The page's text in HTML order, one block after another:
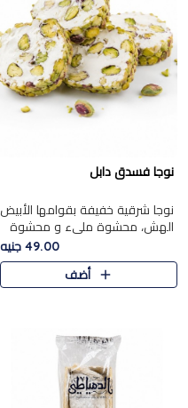
نوجا فسدق دابل
نوجا شرقية خفيفة بقوامها الأبيض
الهش، محشوة مليء و محشوة
بـكمية وفيرة من الفستق الفاخر
لتمنحك نكهة مكسرات غنية
وقرمشة مميزة في كل قطعة و
49.00 جنيه
أضف